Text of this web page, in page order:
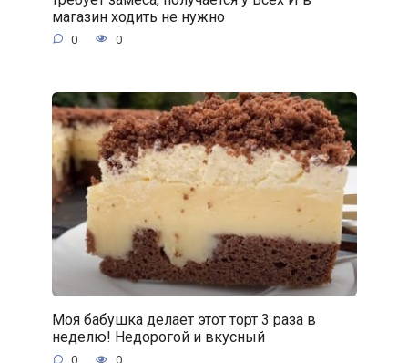
магазин ходить не нужно
0 0
Моя бабушка делает этот торт 3 раза в
неделю! Недорогой и вкусный
0 0